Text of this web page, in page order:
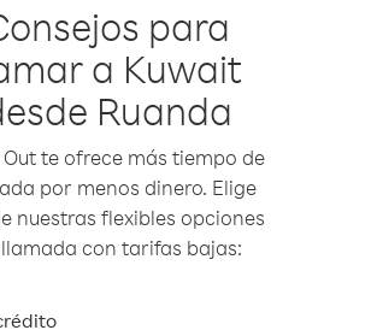
para
a Kuwait
Ruanda
te ofrece más tiempo de
por menos dinero. Elige
nuestras flexibles opciones
con tarifas bajas: